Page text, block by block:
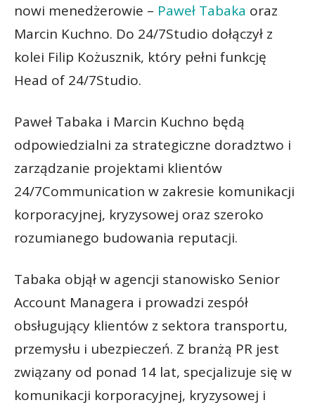
nowi menedżerowie – Paweł Tabaka oraz
Marcin Kuchno. Do 24/7Studio dołączył z
kolei Filip Kożusznik, który pełni funkcję
Head of 24/7Studio.
Paweł Tabaka i Marcin Kuchno będą
odpowiedzialni za strategiczne doradztwo i
zarządzanie projektami klientów
24/7Communication w zakresie komunikacji
korporacyjnej, kryzysowej oraz szeroko
rozumianego budowania reputacji.
Tabaka objął w agencji stanowisko Senior
Account Managera i prowadzi zespół
obsługujący klientów z sektora transportu,
przemysłu i ubezpieczeń. Z branżą PR jest
związany od ponad 14 lat, specjalizuje się w
komunikacji korporacyjnej, kryzysowej i